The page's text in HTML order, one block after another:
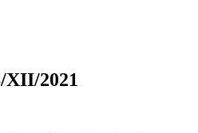
XII/2021